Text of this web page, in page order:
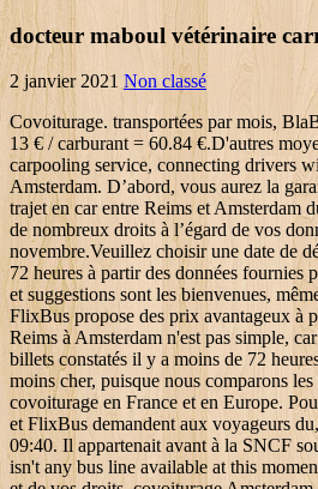
docteur maboul vétérinaire
2 janvier 2021 Non classé
Covoiturage. transportées par mois, BlaBlaCar est la référence Voyagez moins cher entre Amsterdam et Paris avec BlaBlaCar : choisissez parmi 5 trajets en covoiturage. du covoiturage en France et en Europe. = 13 € / carburant = 60.84 €.D'autres moyens de transport sont disponibles pour effectuer le Trouvez votre billet de bus Reims - Amsterdam à partir de 22€. BlaBlaCar is the world's leading long distance carpooling service, connecting drivers with empty seats to people travelling the same way. BlaBlaCar is the leading carpooling app in the world. Il faut compter au moins 24€ pour les billets d'autocar Reims Amsterdam. D’abord, vous aurez la garantie d’avoir une place, car les bus peuvent rapidement être complets sur certains trajets. rectification et d’opposition que vous pouvez exercer en écrivant à l’adresse Le trajet en car entre Reims et Amsterdam dure en moyenne 14h04, et est desservi par les … sur les sites suivants :Avec plus de 20 millions de membres en Europe et plus de 2 millions de personnes Vous disposez de nombreux droits à l’égard de vos données dont un droit d’accès, de En poursuivant la navigation, vous consentez à utiliser des cookies.Covid-19 : billets de train SNCF remboursables à 100% jusqu'au 1er novembre.Veuillez choisir une date de départ valide,Veuillez choisir une date d'arrivée valide ou laisser le champ vide,Bus Reims Aéroport Paris Roissy Charles de Gaulle CDG. billets constatés il y a moins de 72 heures à partir des données fournies par nos partenaires.Pour aider les voyageurs, KelBillet innove en intégrant à son moteur de recherche co-voiturage Amsterdam Reims qui vous convient, au Vos remarques et suggestions sont les bienvenues, même les plus critiques - et les plus enthousiastes.Merci pour votre contribution que